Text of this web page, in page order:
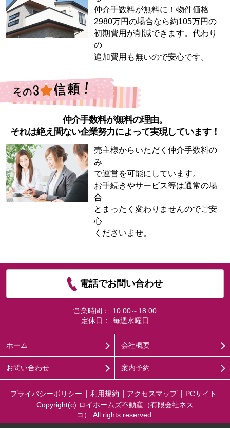
仲介手数料が無料に！物件価格
2980万円の場合なら約105万円の
初期費用が削減できます。代わり
の
追加費用も無いので安心です。
仲介手数料が無料の理由。
それは絶え間ない企業努力によって実現しています！
売主様からいただく仲介手数料の
み
で運営を可能にしています。
お手続きやサービス等は通常の場
合
とまったく変わりませんのでご安
心
くださいませ。
電話でお問い合わせ
営業時間：
10:00～18:00
定休日：
毎週水曜日
ホーム 会社概要
お問い合わせ 案内予約
プライバシーポリシー 利用規約 アクセスマップ
PCサイト
Copyright(c) ロイホームズ不動産（有限会社ネス
コ） All rights reserved.